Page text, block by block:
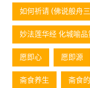
如何祈请 (佛说般舟
妙法莲华经 化城喻品
愿即心 愿即源
斋食养生 斋食